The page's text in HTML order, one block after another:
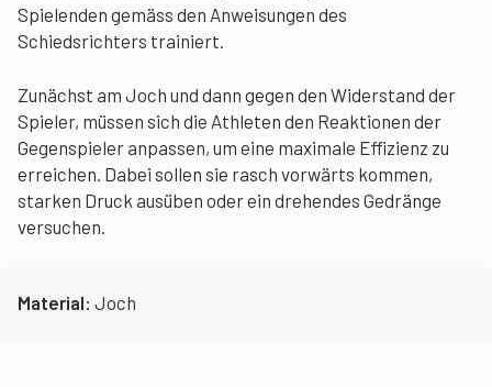
Spielenden gemäss den Anweisungen des
Schiedsrichters trainiert.
Zunächst am Joch und dann gegen den Widerstand der
Spieler, müssen sich die Athleten den Reaktionen der
Gegenspieler anpassen, um eine maximale Effizienz zu
erreichen. Dabei sollen sie rasch vorwärts kommen,
starken Druck ausüben oder ein drehendes Gedränge
versuchen.
Material: Joch